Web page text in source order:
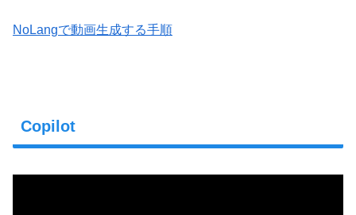
NoLangで動画生成する手順
Copilot